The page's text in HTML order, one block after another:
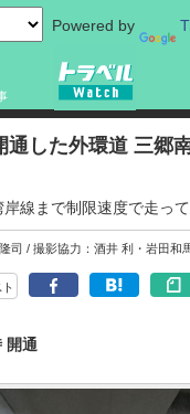
Powered by
通した外環道 三郷
線まで制限速度で走っ
司 撮影協力：酒井 利・岩田和
ト
開通